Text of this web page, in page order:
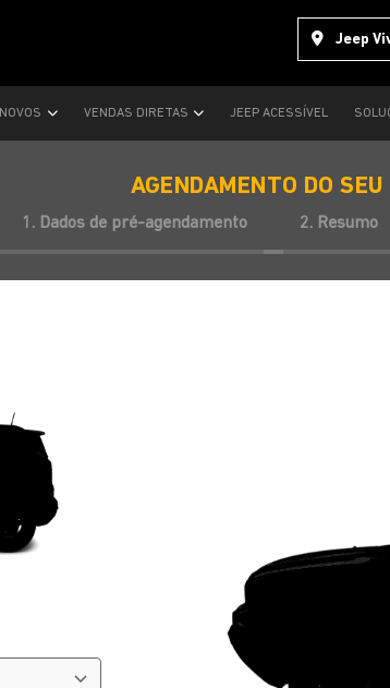
Jeep
NOVOS VENDAS DIRETAS JEEP ACESSÍVEL
AGENDAMENTO DO
1. Dados de pré-agendamento 2. Resumo